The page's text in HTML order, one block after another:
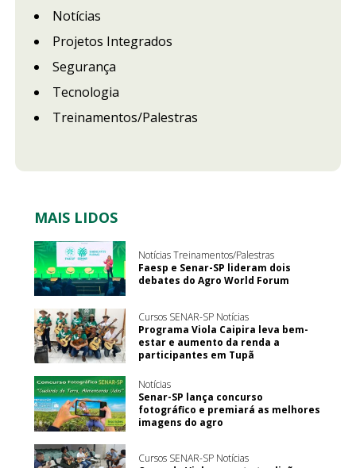
Notícias
Projetos Integrados
Segurança
Tecnologia
Treinamentos/Palestras
MAIS LIDOS
Notícias Treinamentos/Palestras
Faesp e Senar-SP lideram dois
debates do Agro World Forum
Cursos SENAR-SP Notícias
Programa Viola Caipira leva bem-
estar e aumento da renda a
participantes em Tupã
Notícias
Senar-SP lança concurso
fotográfico e premiará as melhores
imagens do agro
Cursos SENAR-SP Notícias